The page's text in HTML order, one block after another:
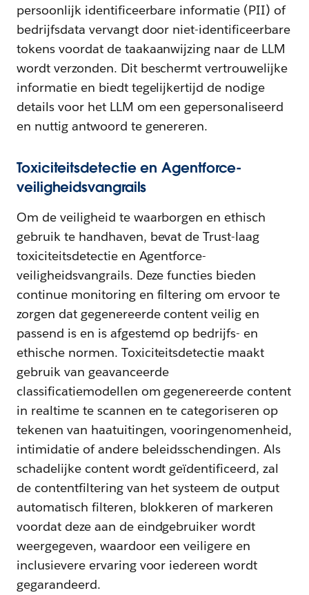
persoonlijk identificeerbare informatie (PII) of
bedrijfsdata vervangt door niet-identificeerbare
tokens voordat de taakaanwijzing naar de LLM
wordt verzonden. Dit beschermt vertrouwelijke
informatie en biedt tegelijkertijd de nodige
details voor het LLM om een gepersonaliseerd
en nuttig antwoord te genereren.
Toxiciteitsdetectie en Agentforce-
veiligheidsvangrails
Om de veiligheid te waarborgen en ethisch
gebruik te handhaven, bevat de Trust-laag
toxiciteitsdetectie en Agentforce-
veiligheidsvangrails. Deze functies bieden
continue monitoring en filtering om ervoor te
zorgen dat gegenereerde content veilig en
passend is en is afgestemd op bedrijfs- en
ethische normen. Toxiciteitsdetectie maakt
gebruik van geavanceerde
classificatiemodellen om gegenereerde content
in realtime te scannen en te categoriseren op
tekenen van haatuitingen, vooringenomenheid,
intimidatie of andere beleidsschendingen. Als
schadelijke content wordt geïdentificeerd, zal
de contentfiltering van het systeem de output
automatisch filteren, blokkeren of markeren
voordat deze aan de eindgebruiker wordt
weergegeven, waardoor een veiligere en
inclusievere ervaring voor iedereen wordt
gegarandeerd.